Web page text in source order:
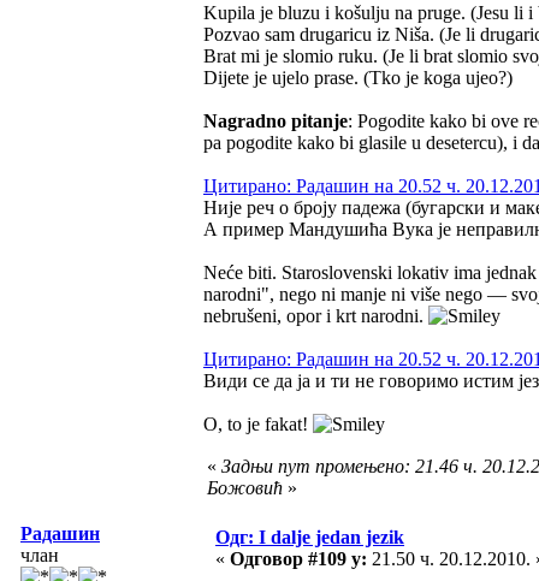
Kupila je bluzu i košulju na pruge. (Jesu li
Pozvao sam drugaricu iz Niša. (Je li
Brat mi je slomio ruku. (Je li brat slomio
Dijete je ujelo prase. (Tko je koga ujeo?)
Nagradno pitanje: Pogodite kako bi ove
pa pogodite kako bi glasile u desetercu), i
Цитирано: Радашин на 20.52 ч.
Није реч о броју падежа (бугарски и
А пример Мандушића Вука је
Neće biti. Staroslovenski lokativ ima
narodni", nego ni manje ni više nego —
nebrušeni, opor i krt narodni.
Цитирано: Радашин на 20.52 ч.
Види се да ја и ти не говоримо истим
O, to je fakat!
« Задњи пут промењено: 21.46 ч.
Божовић »
Радашин
члан
Одг: I dalje jedan jezik
« Одговор #109 у: 21.50 ч. 20.12.2010.